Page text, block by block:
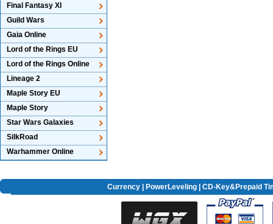
Final Fantasy XI
Guild Wars
Gaia Online
Lord of the Rings EU
Lord of the Rings Online
Lineage 2
Maple Story EU
Maple Story
Star Wars Galaxies
SilkRoad
Warhammer Online
Currency| PowerLeveling| CD-Key&Prepaid